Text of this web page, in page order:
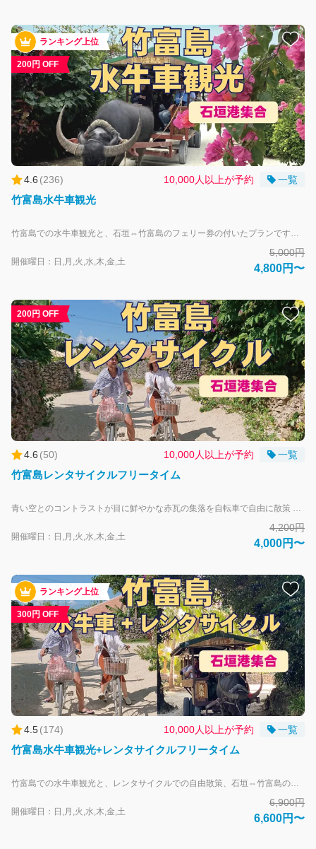
ランキング上位
200円 OFF
4.6 (236) 10,000人以上が予約 一覧
竹富島水牛車観光
竹富島での水牛車観光と、石垣⇔竹富島のフェリー券の付いたプランです。 サンゴを積み上げた石垣、その間を縫うようにどこまでも続く白砂の道、沖縄らしい赤瓦の屋根で築かれた集落は、重要伝統的建造物群保存地区に指定されています。のどかな集落を水牛車に乗ってのんびりと巡ります。穏やかな三線の音色をBGMにガイドの案内をお楽しみください。 石垣島へのお戻りはお好きな時間をお選びいただけるので、ツアー後に美しいビーチ、海の見えるカフェ、可愛らしいお土産物屋さんなど自由散策も可能です。 大人-中学生以上 子供-小学生 幼児（未就学児3~6歳） 1,900円（竹富島水牛車観光のみ料金が発生します） 乳幼児（0~2歳） 無料 ※幼児・乳幼児料金に船運賃は含まれません（膝上無料）お席が必要な場合は小人料金にてお申し込み下さい。 【重要・団体でのお申込みについて】 水牛車観光では、1グループ9名様までのお申込みとさせていただいております。10名様以上の団体でのご利用はお受けできません。 また、10名様以上のグループが人数を分けて複数回お申込みされた場合でも、それぞれ別グループとしての受付となります。 なお、複数グループでお申込みいただいた場合でも、同じ水牛車へご乗車いただけることをお約束するものではありませんので、あらかじめご了承ください。
開催曜日：日,月,火,水,木,金,土
5,000円
4,800円〜
200円 OFF
4.6 (50) 10,000人以上が予約 一覧
竹富島レンタサイクルフリータイム
青い空とのコントラストが目に鮮やかな赤瓦の集落を自転車で自由に散策 小回りのきくレンタサイクルで遠浅のコンドイビーチ、”星砂の浜”と呼ばれるカイジ浜、可愛らしいお土産物屋さんなどを自由に散策できます。 大人＝中学生以上 子供＝小学生 幼児＝未就学児：レンタサイクル補助席料（500円） 【飲酒運転は法律で禁止されています】 自転車を含むすべての車両は、飲酒後に運転することはできません。 飲酒運転は道路交通法違反となり、厳しく処罰されます。 安全のため、飲酒された方・される方はレンタサイクルをご利用いただけません。
開催曜日：日,月,火,水,木,金,土
4,200円
4,000円〜
ランキング上位
300円 OFF
4.5(174) 10,000人以上が予約 一覧
竹富島水牛車観光+レンタサイクルフリータイム
竹富島での水牛車観光と、レンタサイクルでの自由散策、石垣⇔竹富島のフェリー券の付いたプランです。 青い空とのコントラストが目に鮮やかな赤瓦の集落を、水牛車に乗ってのんびりと巡ります。穏やかな三線の音色をBGMにガイドの案内をお楽しみください。体験開始時間が複数あるので、他の予定との組み合わせも簡単！小回りのきくレンタサイクルでは遠浅のコンドイビーチ、”星砂の浜”と呼ばれるカイジ浜、海の見えるカフェ、可愛らしいお土産物屋さんなどを巡っていただけます。 沖縄の原風景が残る島内をとことん満喫してください！ 大人-中学生以上 子供-小学生 幼児（未就学児3~6歳） 2,400円（水牛車観光+補助席利用料） 乳幼児（0~2歳） 500円（補助席利用料） ※幼児・乳幼児料金に船運賃は含まれません（膝上無料）お席が必要な場合は小人料金にてお申し込み下さい。 【飲酒運転は法律で禁止されています】 自転車を含むすべての車両は、飲酒後に運転することはできません。 飲酒運転は道路交通法違反となり、厳しく処罰されます。 安全のため、飲酒された方・される方はレンタサイクルをご利用いただけません。 【重要・団体でのお申込みについて】 水牛車観光では、1グループ9名様までのお申込みとさせていただいております。10名様以上の団体でのご利用はお受けできません。 また、10名様以上のグループが人数を分けて複数回お申込みされた場合でも、それぞれ別グループとしての受付となります。 なお、複数グループでお申込みいただいた場合でも、同じ水牛車へご乗車いただけることをお約束するものではありませんので、あらかじめご了承ください。
開催曜日：日,月,火,水,木,金,土
6,900円
6,600円〜